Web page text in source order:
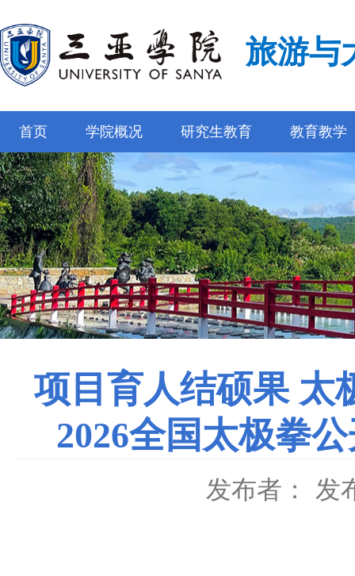
旅游与
首页 学院概况 研究生教育 教育教学
项目育人结硕果 太
2026全国太极拳
发布者： 发